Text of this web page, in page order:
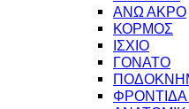
ΑΝΩ ΑΚΡΟ
ΚΟΡΜΟΣ
ΙΣΧΙΟ
ΓΟΝΑΤΟ